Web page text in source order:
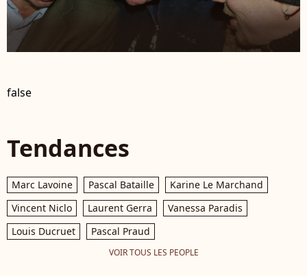
false
Tendances
Marc Lavoine Pascal Bataille
Karine Le Marchand
Vincent Niclo
Laurent Gerra
Vanessa Paradis
Louis Ducruet
Pascal Praud
VOIR TOUS LES PEOPLE